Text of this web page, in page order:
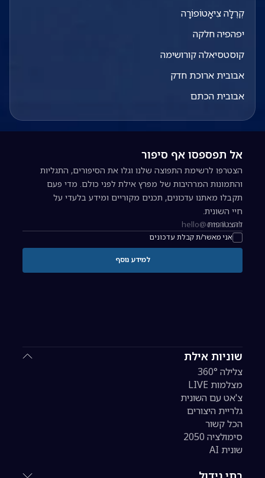
קְרֶלָּה צִיאָטוֹפוֹרָה
יפהפיה חלקה
קוסטסיאלה קורושימה
אבובית ארוכת חדק
אבובית הכתם
שוניות אילת
צלילה 360°
מצלמות LIVE
צ'אט עם השונית
גלריית היצורים
הכל קשור
סימולציה 2050
שונית AI
אל תפספסו אף סיפור
הצטרפו לרשימת התפוצה שלנו וגלו את הסיפורים, התגליות
והתמונות המרהיבות של מפרץ אילת לפני כולם. מדי פעם
תקבלו מאתנו עדכונים, תכנים מקוריים ומידע בלעדי על
חיי השונית.
כתובת אימייל להרשמה לניוזלטר
אני מאשר/ת קבלת עדכונים
להצטרפות
למידע נוסף